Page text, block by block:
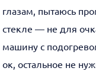
глазам, пытаюсь
стекле — не для
машину с
ок, остальное не